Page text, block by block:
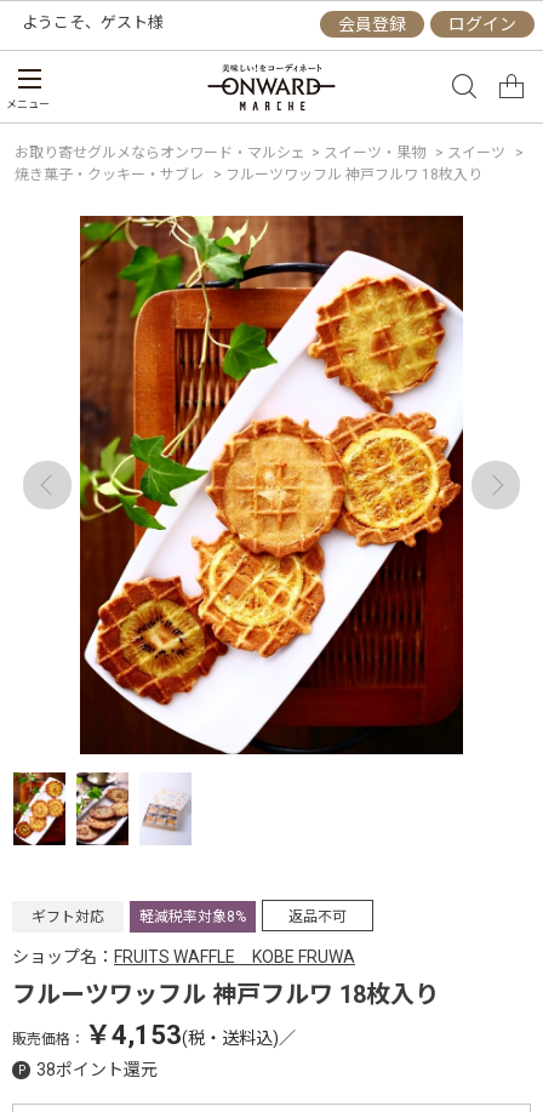
ようこそ、 ゲスト様 会員登録 ログイン
メニュー
お取り寄せグルメならオンワード・マルシェ > スイーツ・果物 > スイーツ
>
焼き菓子・クッキー・サブレ
> フルーツワッフル 神戸フルワ 18枚入り
ギフト対応 軽減税率対象8% 返品不可
ショップ名： FRUITS WAFFLE KOBE FRUWA
フルーツワッフル 神戸フルワ 18枚入り
販売価格： ￥4,153(税・送料込)／
38ポイント還元